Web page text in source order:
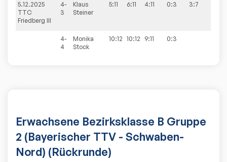
5.12.2025
TTC
Friedberg III
4-
3
Klaus
Steiner
5:11 6:11 4:11 0:3 3:7
4-
4
Monika
Stock
10:12 10:12 9:11 0:3
Erwachsene Bezirksklasse B Gruppe
2 (Bayerischer TTV - Schwaben-
Nord) (Rückrunde)